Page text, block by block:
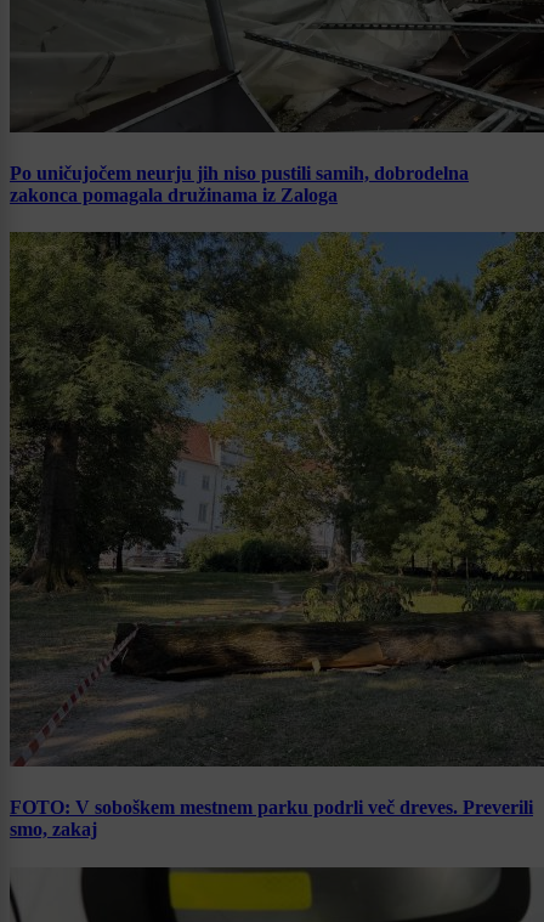
Po uničujočem neurju jih niso pustili samih, dobrodelna
zakonca pomagala družinama iz Zaloga
FOTO: V soboškem mestnem parku podrli več dreves. Preverili
smo, zakaj